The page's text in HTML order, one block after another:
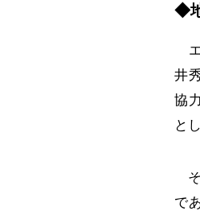
◆
エ
井
協
と
そ
で